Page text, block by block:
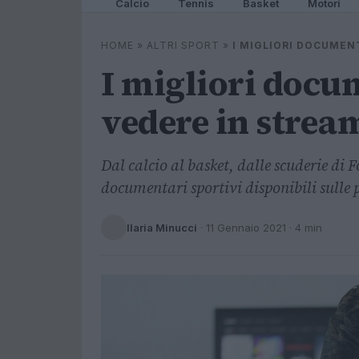
Calcio Tennis Basket Motori
HOME » ALTRI SPORT » I MIGLIORI
I migliori
vedere in
Dal calcio al basket, dalle scuderie di
documentari sportivi disponibili sulle
Ilaria Minucci · 11 Gennaio 2021 · 4 min